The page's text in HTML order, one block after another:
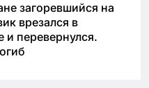
загоревшийся на
врезался в
и перевернулся.